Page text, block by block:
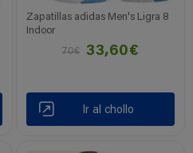
Zapatillas adidas Men's Ligra 8
Indoor
70€
33,60€
Ir al chollo